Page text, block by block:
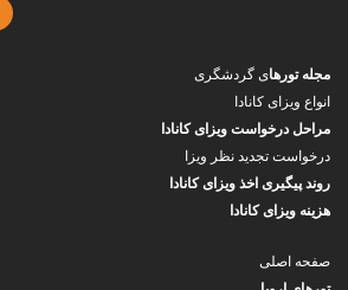
مجله تورهای گردشگری
انواع ویزای کانادا
مراحل درخواست ویزای کانادا
درخواست تجدید نظر ویزا
روند پیگیری اخذ ویزای کانادا
هزینه ویزای کانادا
صفحه اصلی